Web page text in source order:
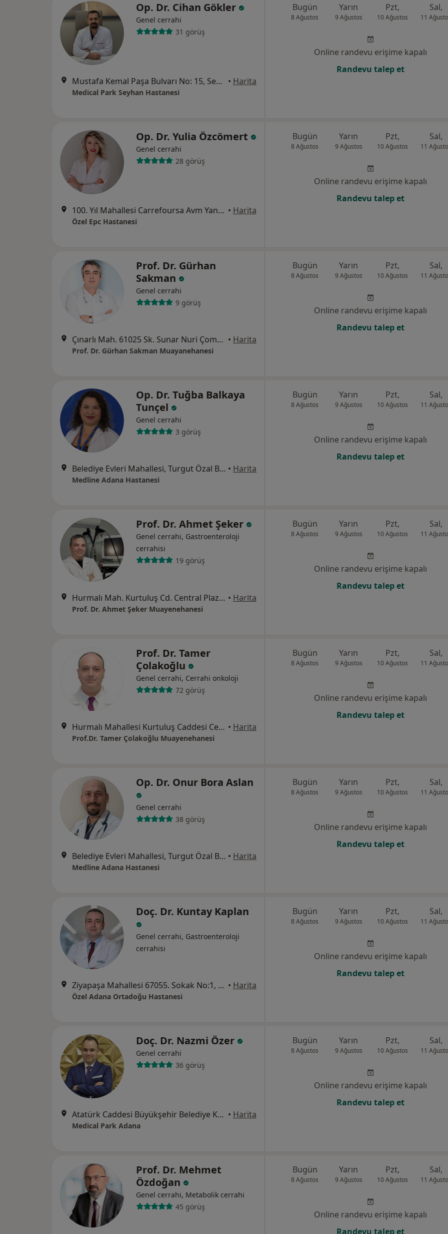
Op. Dr. Cihan Gökler
Genel cerrahi
31 görüş
Mustafa Kemal Paşa Bulvarı No: 15, Seyhan • Harita
Medical Park Seyhan Hastanesi
Bugün
8 Ağustos
Yarın
9 Ağustos
Pzt,
10 Ağustos
Sal,
11
Online randevu erişime kapalı
Randevu talep et
Op. Dr. Yulia Özcömert
Genel cerrahi
28 görüş
100. Yıl Mahallesi Carrefoursa Avm Yanı 85019 Sokak No : 8, Çukurova • Harita
Özel Epc Hastanesi
Bugün
8 Ağustos
Yarın
9 Ağustos
Pzt,
10 Ağustos
Sal,
11
Online randevu erişime kapalı
Randevu talep et
Prof. Dr. Gürhan
Sakman
Genel cerrahi
9 görüş
Çınarlı Mah. 61025 Sk. Sunar Nuri Çomu İş Merkezi, Adana • Harita
Prof. Dr. Gürhan Sakman Muayanehanesi
Bugün
8 Ağustos
Yarın
9 Ağustos
Pzt,
10 Ağustos
Sal,
11
Online randevu erişime kapalı
Randevu talep et
Op. Dr. Tuğba Balkaya
Tunçel
Genel cerrahi
3 görüş
Belediye Evleri Mahallesi, Turgut Özal Bulvarı No: 234, Çukurova • Harita
Medline Adana Hastanesi
Bugün
8 Ağustos
Yarın
9 Ağustos
Pzt,
10 Ağustos
Sal,
11
Online randevu erişime kapalı
Randevu talep et
Prof. Dr. Ahmet Şeker
Genel cerrahi, Gastroenteroloji
cerrahisi
19 görüş
Hurmalı Mah. Kurtuluş Cd. Central Plaza No:39 Kat 5 Daire:54, Seyhan • Harita
Prof. Dr. Ahmet Şeker Muayenehanesi
Bugün
8 Ağustos
Yarın
9 Ağustos
Pzt,
10 Ağustos
Sal,
11
Online randevu erişime kapalı
Randevu talep et
Prof. Dr. Tamer
Çolakoğlu
Genel cerrahi, Cerrahi onkoloji
72 görüş
Hurmalı Mahallesi Kurtuluş Caddesi Central Plaza No 39 4. kat Daire 44, Adana • Harita
Prof.Dr. Tamer Çolakoğlu Muayenehanesi
Bugün
8 Ağustos
Yarın
9 Ağustos
Pzt,
10 Ağustos
Sal,
11
Online randevu erişime kapalı
Randevu talep et
Op. Dr. Onur Bora Aslan
Genel cerrahi
38 görüş
Belediye Evleri Mahallesi, Turgut Özal Bulvarı No: 234, Çukurova • Harita
Medline Adana Hastanesi
Bugün
8 Ağustos
Yarın
9 Ağustos
Pzt,
10 Ağustos
Sal,
11
Online randevu erişime kapalı
Randevu talep et
Doç. Dr. Kuntay Kaplan
Genel cerrahi, Gastroenteroloji
cerrahisi
Ziyapaşa Mahallesi 67055. Sokak No:1, Seyhan • Harita
Özel Adana Ortadoğu Hastanesi
Bugün
8 Ağustos
Yarın
9 Ağustos
Pzt,
10 Ağustos
Sal,
11
Online randevu erişime kapalı
Randevu talep et
Doç. Dr. Nazmi Özer
Genel cerrahi
36 görüş
Atatürk Caddesi Büyükşehir Belediye Karşısı No:23, Adana • Harita
Medical Park Adana
Bugün
8 Ağustos
Yarın
9 Ağustos
Pzt,
10 Ağustos
Sal,
11
Online randevu erişime kapalı
Randevu talep et
Prof. Dr. Mehmet
Özdoğan
Genel cerrahi, Metabolik cerrahi
45 görüş
Bugün
8 Ağustos
Yarın
9 Ağustos
Pzt,
10 Ağustos
Sal,
11
Online randevu erişime kapalı
Randevu talep et